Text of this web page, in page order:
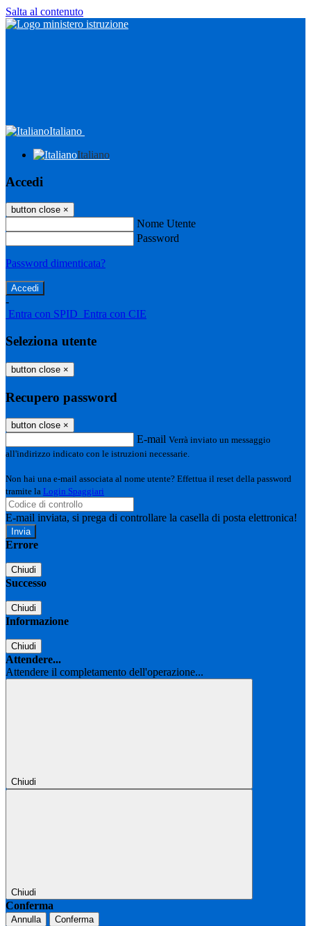
Salta al contenuto
Italiano
Italiano
Accedi
button close ×
Nome Utente
Password
Password dimenticata?
-
Entra con SPID Entra con CIE
Seleziona utente
button close ×
Recupero password
button close ×
E-mail Verrà inviato un messaggio
all'indirizzo indicato con le istruzioni necessarie.
Non hai una e-mail associata al nome utente? Effettua il reset della password
tramite la Login Spaggiari
E-mail inviata, si prega di controllare la casella di posta elettronica!
Errore
Chiudi
Successo
Chiudi
Informazione
Chiudi
Attendere...
Attendere il completamento dell'operazione...
Chiudi
Chiudi
Conferma
Annulla Conferma